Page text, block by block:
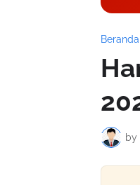
Beranda
by